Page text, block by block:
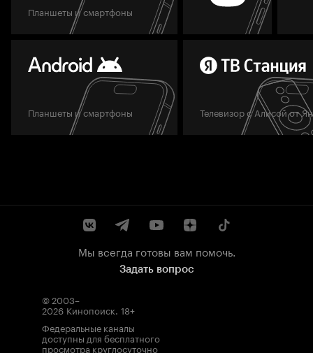
Планшеты и смартфоны
Планшеты и смартфоны Телевизор с Алисой от
Мы всегда готовы вам помочь.
Задать вопрос
© 2003–
2026 Кинопоиск. 18+
Федеральные каналы
доступны для бесплатного
просмотра круглосуточно